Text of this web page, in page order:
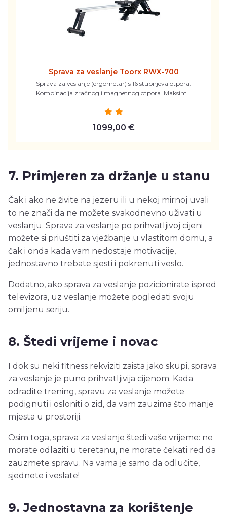
Sprava za veslanje Toorx RWX-700
Sprava za veslanje (ergometar) s 16 stupnjeva otpora.
Kombinacija zračnog i magnetnog otpora. Maksim...
1099,00 €
7. Primjeren za držanje u stanu
Čak i ako ne živite na jezeru ili u nekoj mirnoj uvali
to ne znači da ne možete svakodnevno uživati u
veslanju. Sprava za veslanje po prihvatljivoj cijeni
možete si priuštiti za vježbanje u vlastitom domu, a
čak i onda kada vam nedostaje motivacije,
jednostavno trebate sjesti i pokrenuti veslo.
Dodatno, ako sprava za veslanje pozicionirate ispred
televizora, uz veslanje možete pogledati svoju
omiljenu seriju.
8. Štedi vrijeme i novac
I dok su neki fitness rekviziti zaista jako skupi, sprava
za veslanje je puno prihvatljivija cijenom. Kada
odradite trening, spravu za veslanje možete
podignuti i osloniti o zid, da vam zauzima što manje
mjesta u prostoriji.
Osim toga, sprava za veslanje štedi vaše vrijeme: ne
morate odlaziti u teretanu, ne morate čekati red da
zauzmete spravu. Na vama je samo da odlučite,
sjednete i veslate!
9. Jednostavna za korištenje